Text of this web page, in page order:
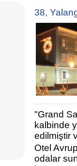
38,
"Grand
kalbinde
edilmiştir
Otel
odalar